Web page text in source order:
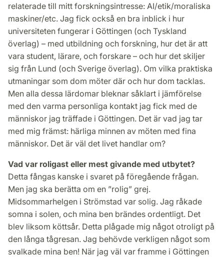
relaterade till mitt forsknings­intresse: AI/etik/moraliska
maskiner/etc. Jag fick också en bra inblick i hur
universiteten fungerar i Göttingen (och Tyskland
överlag) – med utbildning och forskning, hur det är att
vara student, lärare, och forskare – och hur det skiljer
sig från Lund (och Sverige överlag). Om vilka praktiska
utmaningar som dom möter där och hur dom tacklas.
Men alla dessa lärdomar bleknar såklart i jämförelse
med den varma personliga kontakt jag fick med de
människor jag träffade i Göttingen. Det är vad jag tar
med mig främst: härliga minnen av möten med fina
människor. Det är väl det livet handlar om?
Vad var roligast eller mest givande med utbytet?
Detta fångas kanske i svaret på föregående frågan.
Men jag ska berätta om en ”rolig” grej.
Midsommarhelgen i Strömstad var solig. Jag råkade
somna i solen, och mina ben brändes ordentligt. Det
blev liksom köttsår. Detta plågade mig något otroligt på
den långa tågresan. Jag behövde verkligen något som
svalkade mina ben! När jag väl var framme i Göttingen